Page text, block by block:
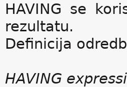
HAVING se
rezultatu.
Definicija
HAVING